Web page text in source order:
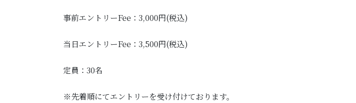
事前エントリーFee：3,000円(税込)
当日エントリーFee：3,500円(税込)
定員：30名
※先着順にてエントリーを受け付けております。